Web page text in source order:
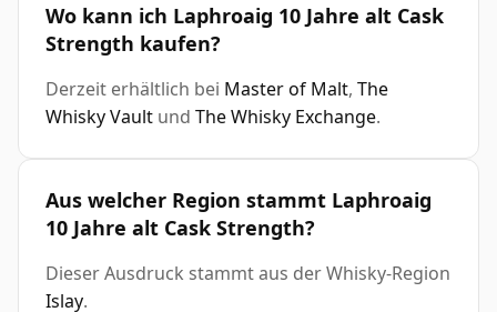
Wo kann ich Laphroaig 10 Jahre alt Cask
Strength kaufen?
Derzeit erhältlich bei Master of Malt, The
Whisky Vault und The Whisky Exchange.
Aus welcher Region stammt Laphroaig
10 Jahre alt Cask Strength?
Dieser Ausdruck stammt aus der Whisky-Region
Islay.